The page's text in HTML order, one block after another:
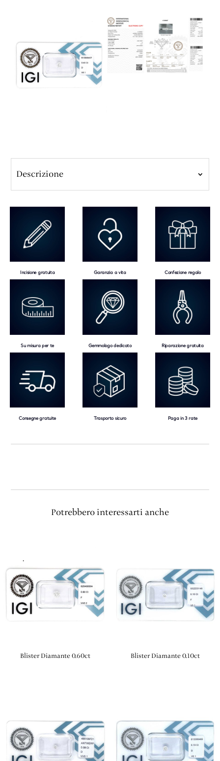
Descrizione
Incisione gratuita Garanzia a vita Confezione regalo
Su misura per te Gemmologo dedicato Riparazione gratuita
Consegne gratuite Trasporto sicuro Paga in 3 rate
Potrebbero interessarti anche
Blister Diamante 0.60ct Blister Diamante 0.10ct
.